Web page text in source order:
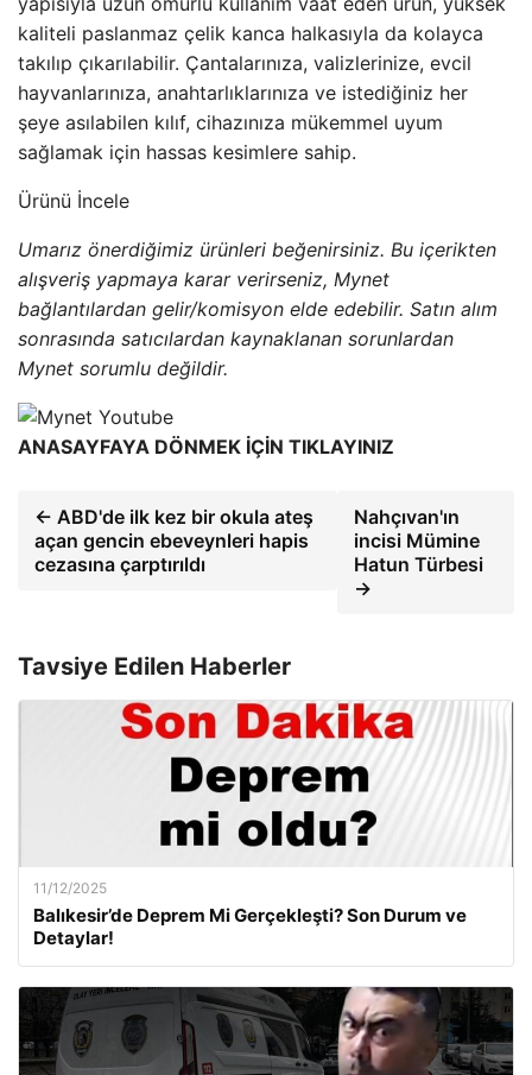
kaliteli paslanmaz çelik kanca halkasıyla da kolayca
takılıp çıkarılabilir. Çantalarınıza, valizlerinize, evcil
hayvanlarınıza, anahtarlıklarınıza ve istediğiniz her
şeye asılabilen kılıf, cihazınıza mükemmel uyum
sağlamak için hassas kesimlere sahip.
Ürünü İncele
Umarız önerdiğimiz ürünleri beğenirsiniz. Bu içerikten
alışveriş yapmaya karar verirseniz, Mynet
bağlantılardan gelir/komisyon elde edebilir. Satın alım
sonrasında satıcılardan kaynaklanan sorunlardan
Mynet sorumlu değildir.
ANASAYFAYA DÖNMEK İÇİN TIKLAYINIZ
← ABD'de ilk kez bir okula ateş
açan gencin ebeveynleri hapis
cezasına çarptırıldı
Nahçıvan'ın
incisi Mümine
Hatun Türbesi
→
Tavsiye Edilen Haberler
11/12/2025
Balıkesir’de Deprem Mi Gerçekleşti? Son Durum ve
Detaylar!